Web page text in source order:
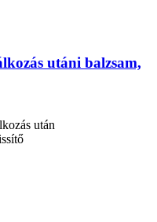
utáni balzsam,
után